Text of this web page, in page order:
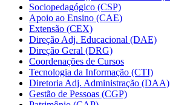
Sociopedagógico (CSP)
Apoio ao Ensino (CAE)
Extensão (CEX)
Direção Adj. Educacional (DAE)
Direção Geral (DRG)
Coordenações de Cursos
Tecnologia da Informação (CTI)
Diretoria Adj. Administração (DAA)
Gestão de Pessoas (CGP)